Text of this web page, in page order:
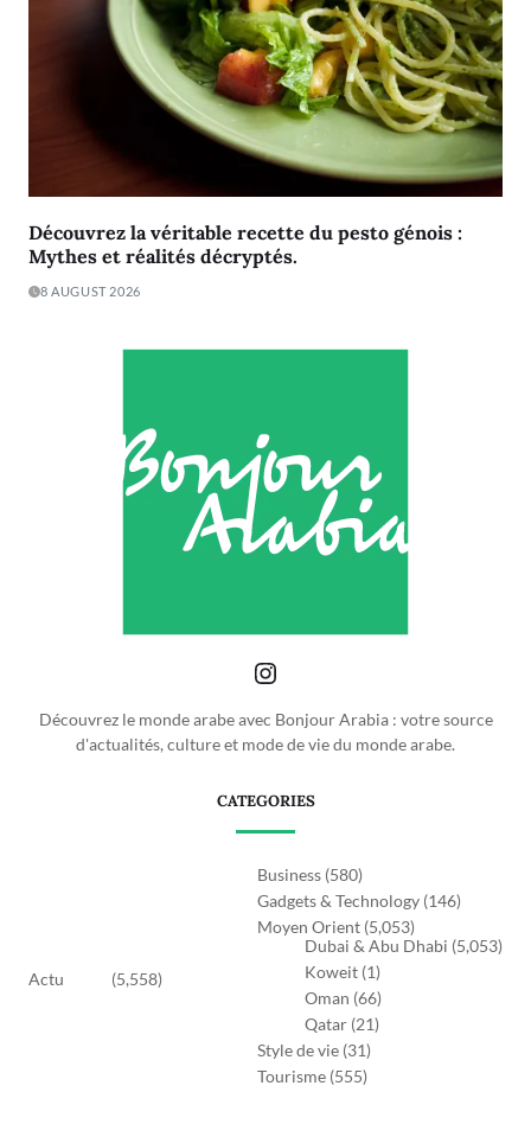
Découvrez la véritable recette du pesto génois :
Mythes et réalités décryptés.
8 AUGUST 2026
Découvrez le monde arabe avec Bonjour Arabia : votre source
d'actualités, culture et mode de vie du monde arabe.
CATEGORIES
Actu (5,558)
Business (580)
Gadgets & Technology (146)
Moyen Orient (5,053)
Dubai & Abu Dhabi (5,053)
Koweit (1)
Oman (66)
Qatar (21)
Style de vie (31)
Tourisme (555)